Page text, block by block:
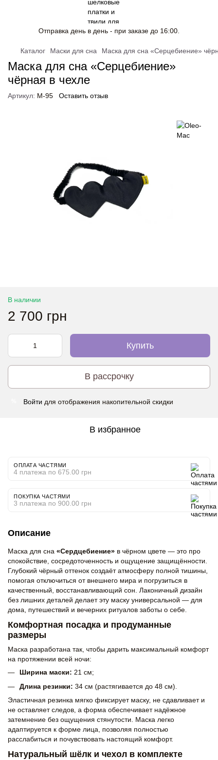
Отправка день в день - при заказе до 16:00.
Каталог Маски для сна Маска для сна «Серцебиение»
Маска для сна «Серцебиение»
чёрная в чехле
Артикул: M-95 Оставить отзыв
В наличии
2 700 грн
Купить
В рассрочку
Войти для отображения накопительной скидки
В избранное
ОПЛАТА ЧАСТЯМИ
4 платежа по 675.00 грн
ПОКУПКА ЧАСТЯМИ
3 платежа по 900.00 грн
Описание
Маска для сна «Сердцебиение» в чёрном цвете — это про
спокойствие, сосредоточенность и ощущение защищённости.
Глубокий чёрный оттенок создаёт атмосферу полной тишины,
помогая отключиться от внешнего мира и погрузиться в
качественный, восстанавливающий сон. Лаконичный дизайн
без лишних деталей делает эту маску универсальной — для
дома, путешествий и вечерних ритуалов заботы о себе.
Комфортная посадка и продуманные
размеры
Маска разработана так, чтобы дарить максимальный комфорт
на протяжении всей ночи:
Ширина маски: 21 см;
Длина резинки: 34 см (растягивается до 48 см).
Эластичная резинка мягко фиксирует маску, не сдавливает и
не оставляет следов, а форма обеспечивает надёжное
затемнение без ощущения стянутости. Маска легко
адаптируется к форме лица, позволяя полностью
расслабиться и почувствовать настоящий комфорт.
Натуральный шёлк и чехол в комплекте